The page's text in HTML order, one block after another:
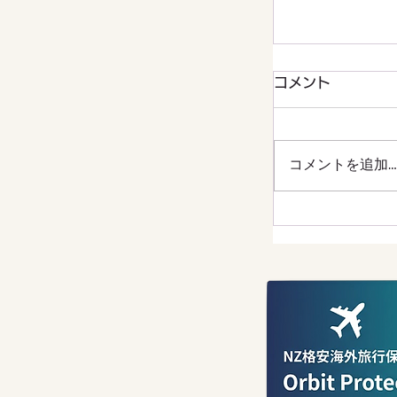
ージーランド
実と、義務
コメント
コメントを追加…